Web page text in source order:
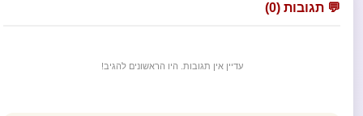
💬 תגובות (0)
עדיין אין תגובות. היו הראשונים להגיב!